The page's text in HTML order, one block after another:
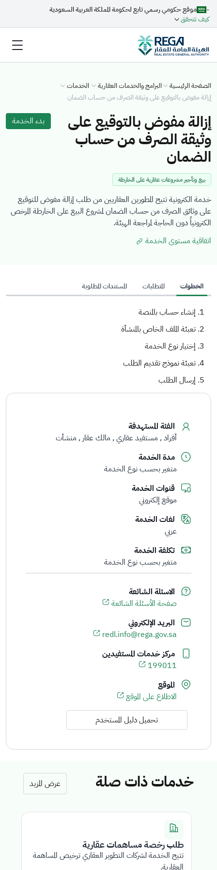
-
موقع حكومي رسمي تابع لحكومة المملكة العربية السعودية
كيف تتحقق
الصفحة الرئيسية البرامج والخدمات العقارية
الخدمات
إزالة مفوض بالتوقيع على وثيقة الصرف من حساب الضمان
إزالة مفوض بالتوقيع على
وثيقة الصرف من حساب
الضمان
بدء الخدمة
بيع وتأجير مشروعات عقارية على الخارطة
خدمة الكترونية تتيح المطورين العقاريين من طلب إزالة مفوض للتوقيع
على وثائق الصرف من حساب الضمان لمشروع البيع على الخارطة المرخص
الكترونياً دون الحاجة لمراجعة الهيئة.
اتفاقية مستوى الخدمة
الخطوات المتطلبات المستندات المطلوبة
إنشاء حساب بالمنصة
تعبئة الملف الخاص بالمنشأة
إختيار نوع الخدمة
تعبئة نموذج تقديم الطلب
إرسال الطلب
الفئة المستهدفة
أفراد مستفيد عقاري مالك عقار منشأت
مدة الخدمة
متغير بحسب نوع الخدمة
قنوات الخدمة
موقع إلكتروني
لغات الخدمة
عربي
تكلفة الخدمة
متغير بحسب نوع الخدمة
الاسئلة الشائعة
صفحة الأسئلة الشائعة
البريد الإلكتروني
redl.info@rega.gov.sa
مركز خدمات المستفيدين
199011
الموقع
الاطلاع على الموقع
تحميل دليل المستخدم
خدمات ذات صلة عرض المزيد
طلب رخصة مساهمات عقارية
تتيح الخدمة لشركات التطوير العقاري ترخيص المساهمة
العقارية.